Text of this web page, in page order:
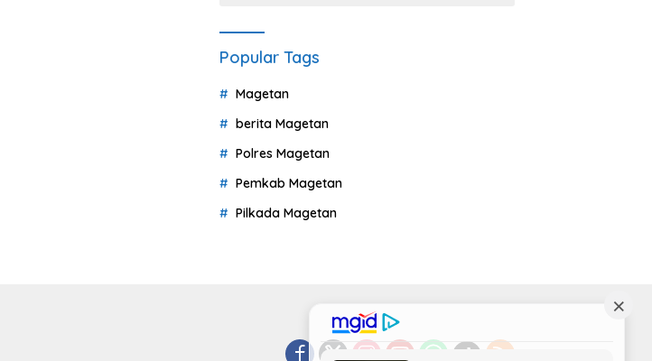
Popular Tags
Magetan
berita Magetan
Polres Magetan
Pemkab Magetan
Pilkada Magetan